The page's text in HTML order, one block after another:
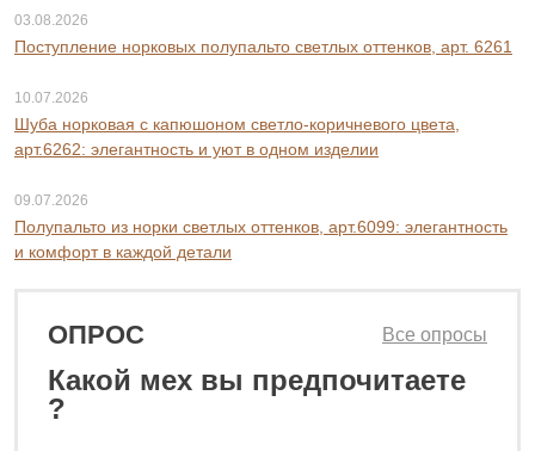
03.08.2026
Поступление норковых полупальто светлых оттенков, арт. 6261
10.07.2026
Шуба норковая с капюшоном светло-коричневого цвета,
арт.6262: элегантность и уют в одном изделии
09.07.2026
Полупальто из норки светлых оттенков, арт.6099: элегантность
и комфорт в каждой детали
ОПРОС
Какой мех вы предпочитаете
?
Все опросы